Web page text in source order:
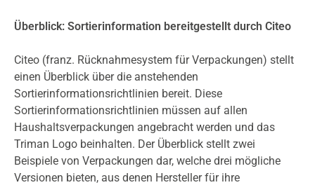
Überblick: Sortierinformation bereitgestellt durch Citeo
Citeo (franz. Rücknahmesystem für Verpackungen) stellt
einen Überblick über die anstehenden
Sortierinformationsrichtlinien bereit. Diese
Sortierinformationsrichtlinien müssen auf allen
Haushaltsverpackungen angebracht werden und das
Triman Logo beinhalten. Der Überblick stellt zwei
Beispiele von Verpackungen dar, welche drei mögliche
Versionen bieten, aus denen Hersteller für ihre